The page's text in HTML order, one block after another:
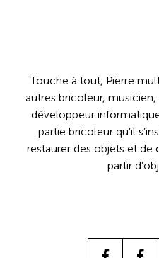
Touche à tout, Pierre
autres bricoleur,
développeur
partie bricoleur qu’il
restaurer des objets et de
partir